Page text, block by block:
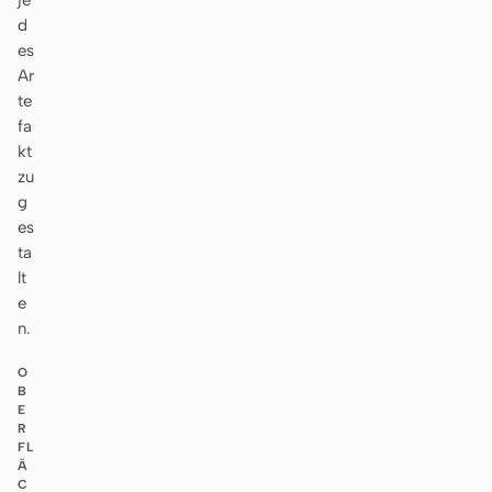
d
es
Ar
te
fa
kt
zu
g
es
ta
lt
e
n.
O
B
E
R
FL
Ä
C